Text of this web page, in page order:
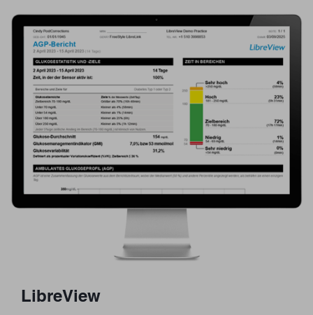
LibreView